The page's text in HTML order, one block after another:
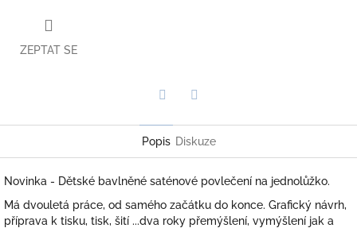
ZEPTAT SE
Popis Diskuze
Novinka - Dětské bavlněné saténové povlečení na jednolůžko.
Má dvouletá práce, od samého začátku do konce. Grafický návrh,
příprava k tisku, tisk, šití ...dva roky přemýšlení, vymýšlení jak a